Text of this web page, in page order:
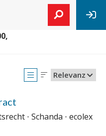
Relevanz
Schanda
ecolex